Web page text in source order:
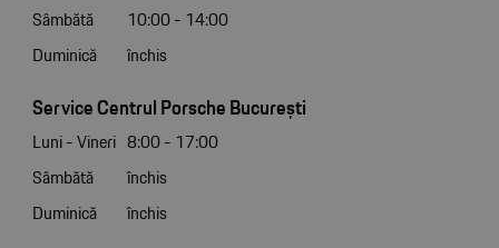
Sâmbătă
10:00 - 14:00
Duminică
închis
Service Centrul Porsche București
Luni - Vineri 8:00 - 17:00
Sâmbătă
închis
Duminică
închis